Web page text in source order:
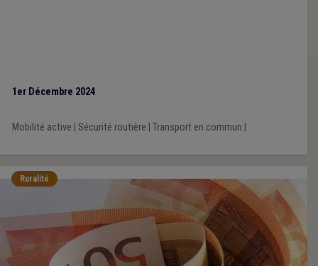
1er Décembre 2024
Mobilité active Sécurité routière Transport en commun
Ruralité